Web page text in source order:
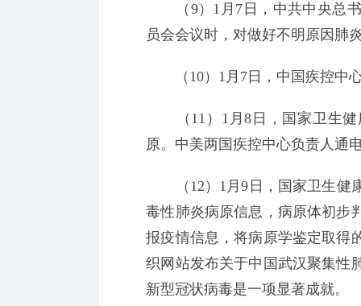
（9）1月7日，中共中央总书
员会会议时，对做好不明原因肺
（10）1月7日，中国疾控中
（11）1月8日，国家卫生健
原。中美两国疾控中心负责人通
（12）1月9日，国家卫生健
毒性肺炎病原信息，病原体初步
报疫情信息，将病原学鉴定取得
织网站发布关于中国武汉聚集性
新型冠状病毒是一项显著成就。